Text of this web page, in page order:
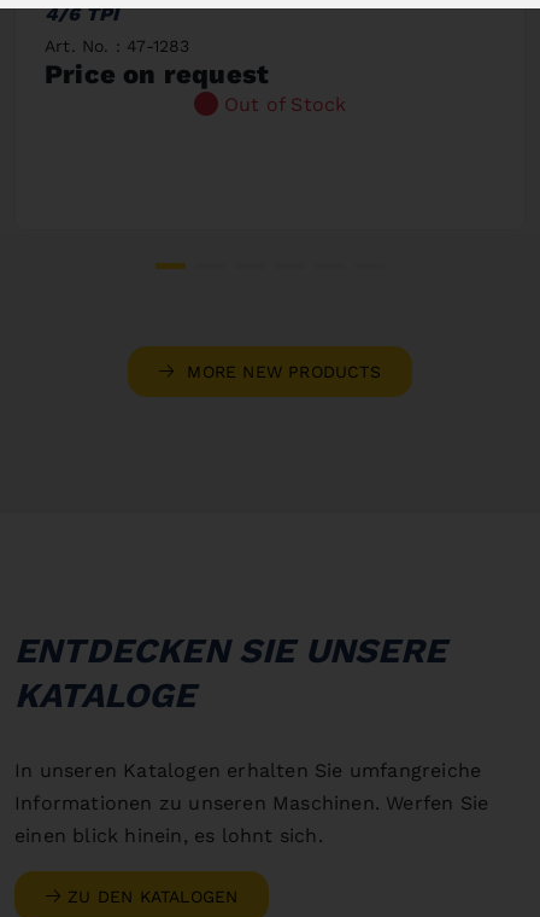
4/6 TPI
Art. No. : 47-1283
Price on request
Out of Stock
MORE NEW PRODUCTS
ENTDECKEN SIE UNSERE
KATALOGE
In unseren Katalogen erhalten Sie umfangreiche
Informationen zu unseren Maschinen. Werfen Sie
einen blick hinein, es lohnt sich.
ZU DEN KATALOGEN